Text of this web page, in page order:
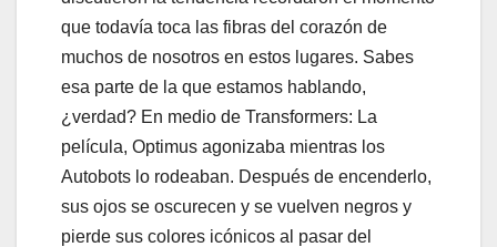
que todavía toca las fibras del corazón de
muchos de nosotros en estos lugares. Sabes
esa parte de la que estamos hablando,
¿verdad? En medio de Transformers: La
película, Optimus agonizaba mientras los
Autobots lo rodeaban. Después de encenderlo,
sus ojos se oscurecen y se vuelven negros y
pierde sus colores icónicos al pasar del